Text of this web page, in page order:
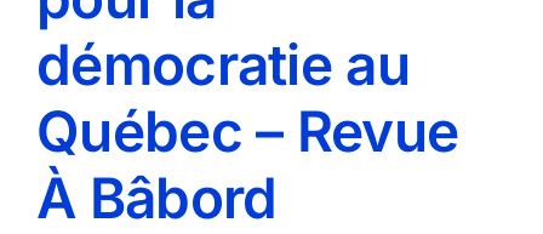
démocratie au
Québec – Revue
À Bâbord